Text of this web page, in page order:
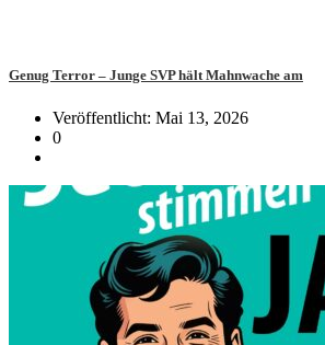
Genug Terror – Junge SVP hält Mahnwache am
Veröffentlicht: Mai 13, 2026
0